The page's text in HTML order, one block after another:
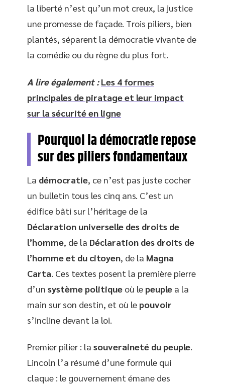
la liberté n’est qu’un mot creux, la justice
une promesse de façade. Trois piliers, bien
plantés, séparent la démocratie vivante de
la comédie ou du règne du plus fort.
A lire également : Les 4 formes
principales de piratage et leur impact
sur la sécurité en ligne
Pourquoi la démocratie repose
sur des piliers fondamentaux
La démocratie, ce n’est pas juste cocher
un bulletin tous les cinq ans. C’est un
édifice bâti sur l’héritage de la
Déclaration universelle des droits de
l’homme, de la Déclaration des droits de
l’homme et du citoyen, de la Magna
Carta . Ces textes posent la première pierre
d’un système politique où le peuple a la
main sur son destin, et où le pouvoir
s’incline devant la loi.
Premier pilier : la souveraineté du peuple.
Lincoln l’a résumé d’une formule qui
claque : le gouvernement émane des